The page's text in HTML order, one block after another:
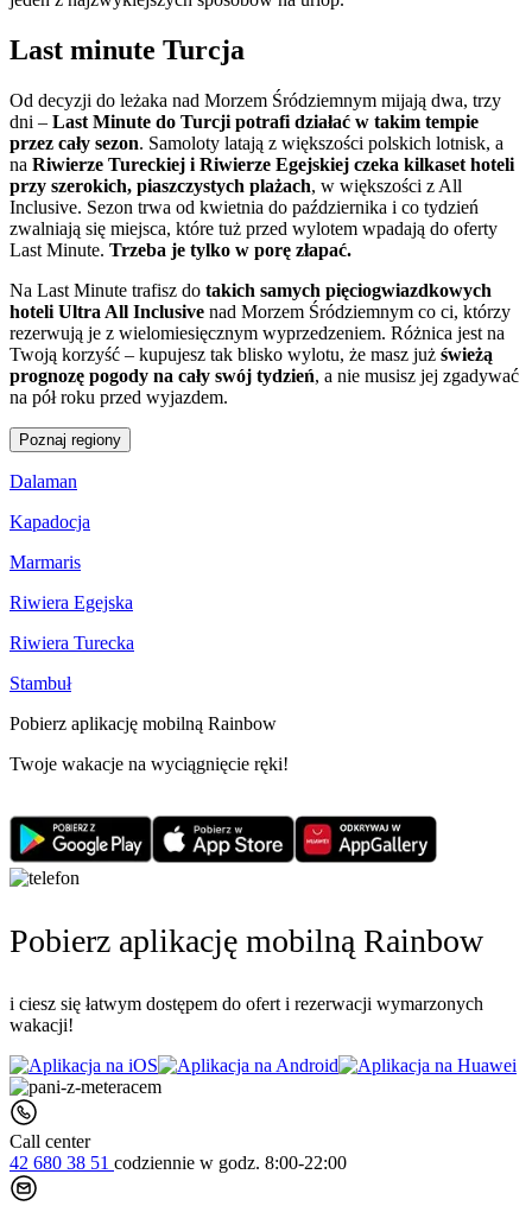
Last minute Turcja
Od decyzji do leżaka nad Morzem Śródziemnym mijają dwa, trzy
dni – Last Minute do Turcji potrafi działać w takim tempie
przez cały sezon. Samoloty latają z większości polskich lotnisk, a
na Riwierze Tureckiej i Riwierze Egejskiej czeka kilkaset hoteli
przy szerokich, piaszczystych plażach, w większości z All
Inclusive. Sezon trwa od kwietnia do października i co tydzień
zwalniają się miejsca, które tuż przed wylotem wpadają do oferty
Last Minute. Trzeba je tylko w porę złapać.
Na Last Minute trafisz do takich samych pięciogwiazdkowych
hoteli Ultra All Inclusive nad Morzem Śródziemnym co ci, którzy
rezerwują je z wielomiesięcznym wyprzedzeniem. Różnica jest na
Twoją korzyść – kupujesz tak blisko wylotu, że masz już świeżą
prognozę pogody na cały swój tydzień, a nie musisz jej zgadywać
na pół roku przed wyjazdem.
Poznaj regiony
Dalaman
Kapadocja
Marmaris
Riwiera Egejska
Riwiera Turecka
Stambuł
Pobierz aplikację mobilną Rainbow
Twoje wakacje na wyciągnięcie ręki!
Pobierz aplikację mobilną Rainbow
i ciesz się łatwym dostępem do ofert i rezerwacji wymarzonych
wakacji!
Call center
42 680 38 51 codziennie w godz. 8:00-22:00